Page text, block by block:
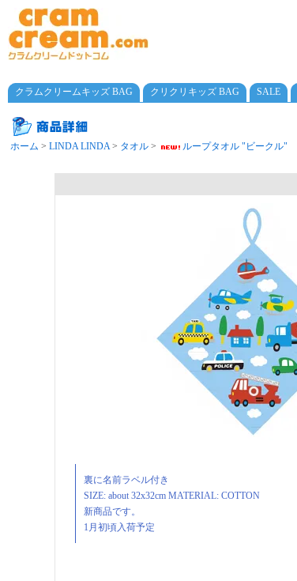
クラムクリームキッズ BAG クリクリキッズ BAG SALE
ホーム > LINDA LINDA> タオル > ループタオル "ビークル"
裏に名前ラベル付き
SIZE: about 32x32cm MATERIAL: COTTON
新商品です。
1月初頃入荷予定